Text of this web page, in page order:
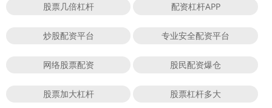
股票几倍杠杆 配资杠杆APP
炒股配资平台 专业安全配资平台
网络股票配资 股民配资爆仓
股票加大杠杆 股票杠杆多大